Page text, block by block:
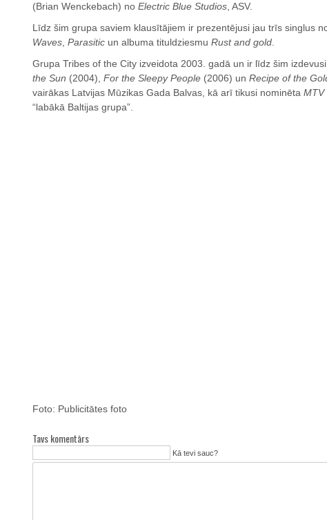
(Brian Wenckebach) no Electric Blue Studios , ASV.
Līdz šim grupa saviem klausītājiem ir prezentējusi jau trīs singlus
Waves Parasitic un albuma tituldziesmu Rust and gold
Grupa Tribes of the City izveidota 2003. gadā un ir līdz šim
the Sun (2004), For the Sleepy People (2006) un Recipe of the
vairākas Latvijas Mūzikas Gada Balvas, kā arī tikusi nominēta MTV
“labākā Baltijas grupa”.
Foto: Publicitātes foto
Tavs komentārs
Kā tevi sauc?